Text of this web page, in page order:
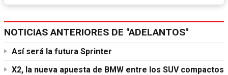
NOTICIAS ANTERIORES DE "ADELANTOS"
Así será la futura Sprinter
X2, la nueva apuesta de BMW entre los SUV compactos